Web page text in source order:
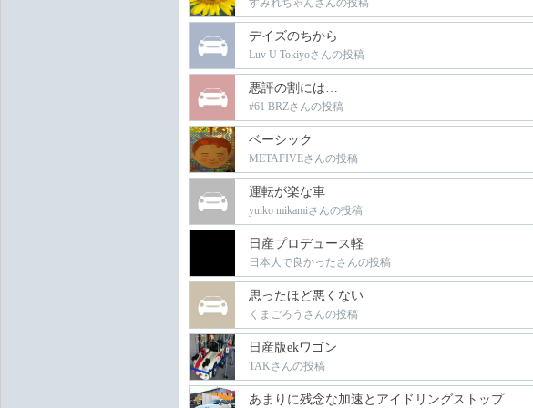
すみれちゃんさんの投稿
デイズのちから
Luv U Tokiyoさんの投稿
悪評の割には…
#61 BRZさんの投稿
ベーシック
METAFIVEさんの投稿
運転が楽な車
yuiko mikamiさんの投稿
日産プロデュース軽
日本人で良かったさんの投稿
思ったほど悪くない
くまごろうさんの投稿
日産版ekワゴン
TAKさんの投稿
あまりに残念な加速とアイドリングストップ